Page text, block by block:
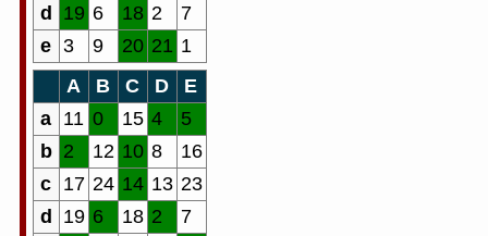
d 19 6 18 2
7
e 3 9 20 21 1
A
B C D
E
a
11 0 15 4
5
b 2 12 10 8
16
c
17 24 14 13 23
d 19 6 18 2
7